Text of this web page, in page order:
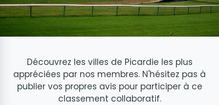
Découvrez les villes de Picardie les plus
appréciées par nos membres. N'hésitez pas à
publier vos propres avis pour participer à ce
classement collaboratif.